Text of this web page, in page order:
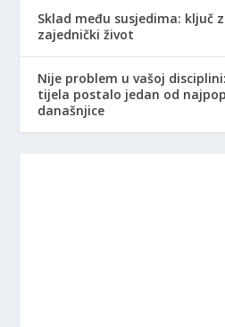
Sklad među susjedima: ključ
zajednički život
Nije problem u vašoj
tijela postalo jedan od
današnjice